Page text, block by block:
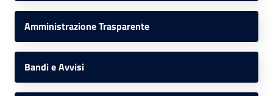
Amministrazione Trasparente
Bandi e Avvisi